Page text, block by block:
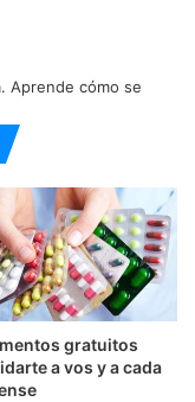
Aprende cómo se
gratuitos
a vos y a cada